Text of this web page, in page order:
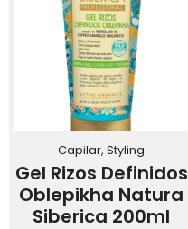
Capilar, Styling
Gel Rizos Definidos
Oblepikha Natura
Siberica 200ml